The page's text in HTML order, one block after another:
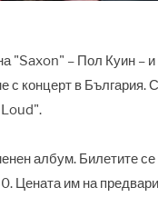
"Saxon" – Пол Куин –
с концерт в България.
Loud".
албум. Билетите се
Цената им на